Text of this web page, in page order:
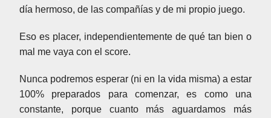
día hermoso, de las compañías y de mi propio juego.
Eso es placer, independientemente de qué tan bien o
mal me vaya con el score.
Nunca podremos esperar (ni en la vida misma) a estar
100% preparados para comenzar, es como una
constante, porque cuanto más aguardamos más